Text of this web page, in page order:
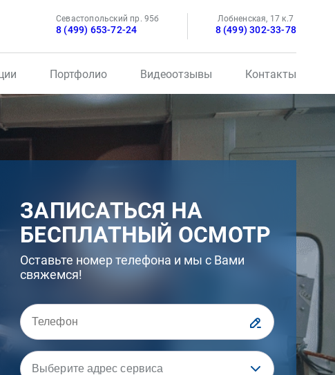
Севастопольский пр. 95б
8 (499) 653-72-24
Лобненская, 17 к.7
8 (499) 302-33-78
Портфолио Видеоотзывы Контакты
ЗАПИСАТЬСЯ НА
БЕСПЛАТНЫЙ ОСМОТР
Оставьте номер телефона и мы с Вами
свяжемся!
Выберите адрес сервиса